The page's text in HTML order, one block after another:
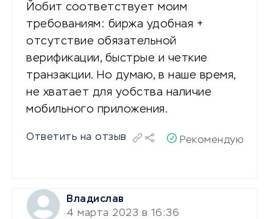
Йобит соответствует моим
требованиям: биржа удобная +
отсутствие обязательной
верификации, быстрые и четкие
транзакции. Но думаю, в наше время,
не хватает для уобства наличие
мобильного приложения.
Ответить на отзыв Рекомендую
Владислав
4 марта 2023 в 16:36